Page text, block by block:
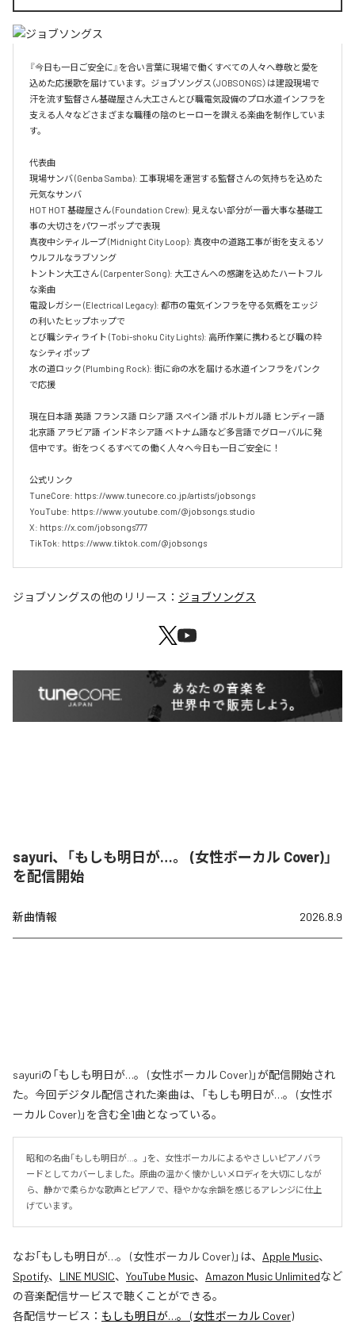
『今日も一日ご安全に』を合い言葉に現場で働くすべての人々へ尊敬と愛を
込めた応援歌を届けています。ジョブソングス（JOBSONGS）は建設現場で
汗を流す監督さん基礎屋さん大工さんとび職電気設備のプロ水道インフラを
支える人々などさまざまな職種の陰のヒーローを讃える楽曲を制作していま
す。
代表曲
現場サンバ (Genba Samba): 工事現場を運営する監督さんの気持ちを込めた
元気なサンバ
HOT HOT 基礎屋さん (Foundation Crew): 見えない部分が一番大事な基礎工
事の大切さをパワーポップで表現
真夜中シティループ (Midnight City Loop): 真夜中の道路工事が街を支えるソ
ウルフルなラブソング
トントン大工さん (Carpenter Song): 大工さんへの感謝を込めたハートフル
な楽曲
電設レガシー (Electrical Legacy): 都市の電気インフラを守る気概をエッジ
の利いたヒップホップで
とび職シティライト (Tobi-shoku City Lights): 高所作業に携わるとび職の粋
なシティポップ
水の道ロック (Plumbing Rock): 街に命の水を届ける水道インフラをパンク
で応援
現在日本語 英語 フランス語 ロシア語 スペイン語 ポルトガル語 ヒンディー語
北京語 アラビア語 インドネシア語 ベトナム語など多言語でグローバルに発
信中です。街をつくるすべての働く人々へ今日も一日ご安全に！
公式リンク
TuneCore: https://www.tunecore.co.jp/artists/jobsongs
YouTube: https://www.youtube.com/@jobsongs.studio
X: https://x.com/jobsongs777
TikTok: https://www.tiktok.com/@jobsongs
ジョブソングスの他のリリース： ジョブソングス
sayuri、「もしも明日が…。 (女性ボーカル Cover)」
を配信開始
新曲情報 2026.8.9
sayuriの「もしも明日が…。 (女性ボーカル Cover)」が配信開始され
た。今回デジタル配信された楽曲は、「もしも明日が…。 (女性ボ
ーカル Cover)」を含む全1曲となっている。
昭和の名曲「もしも明日が…。」を、女性ボーカルによるやさしいピアノバラ
ードとしてカバーしました。原曲の温かく懐かしいメロディを大切にしなが
ら、静かで柔らかな歌声とピアノで、穏やかな余韻を感じるアレンジに仕上
げています。
なお「もしも明日が…。 (女性ボーカル Cover)」は、 Apple Music、
Spotify、 LINE MUSIC、 YouTube Music、 Amazon Music Unlimitedなど
の音楽配信サービスで聴くことができる。
各配信サービス： もしも明日が…。 (女性ボーカル Cover)